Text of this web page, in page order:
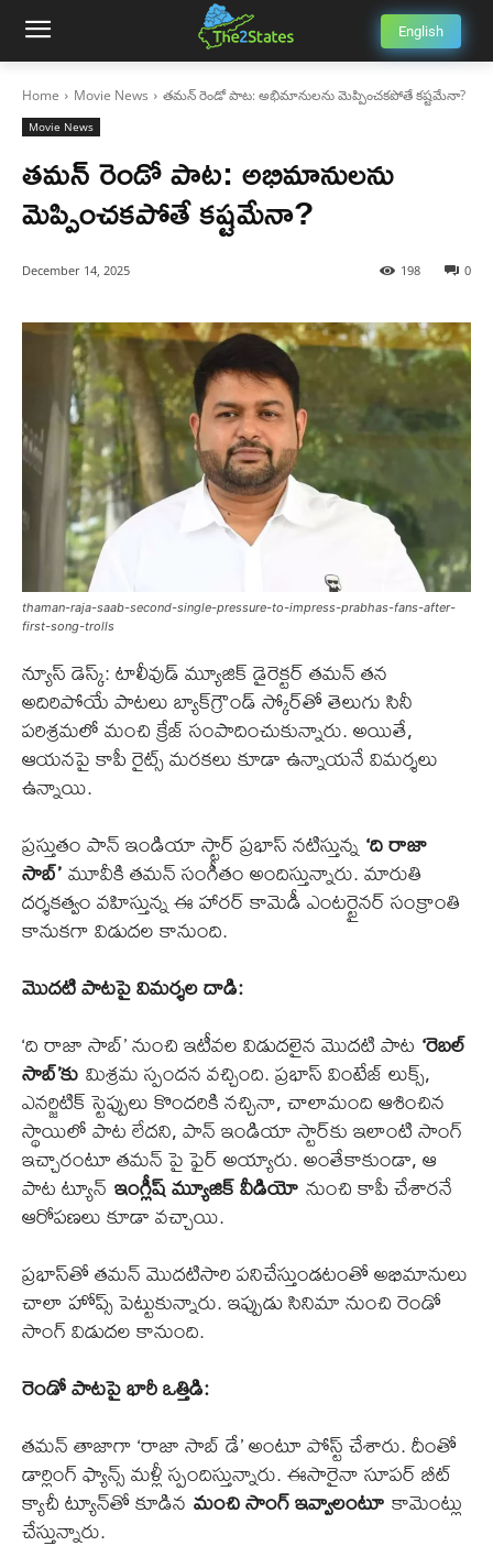
English
Home Movie News తమన్ రెండో పాట: అభిమానులను మెప్పించకపోతే కష్టమేనా?
Movie News
తమన్ రెండో పాట: అభిమానులను
మెప్పించకపోతే కష్టమేనా?
December 14, 2025 0
198
thaman-raja-saab-second-single-pressure-to-impress-prabhas-fans-after-
first-song-trolls
న్యూస్ డెస్క్: టాలీవుడ్ మ్యూజిక్ డైరెక్టర్ తమన్ తన
అదిరిపోయే పాటలు బ్యాక్‌గ్రౌండ్ స్కోర్‌తో తెలుగు సినీ
పరిశ్రమలో మంచి క్రేజ్ సంపాదించుకున్నారు. అయితే,
ఆయనపై కాపీ రైట్స్ మరకలు కూడా ఉన్నాయనే విమర్శలు
ఉన్నాయి.
ప్రస్తుతం పాన్ ఇండియా స్టార్ ప్రభాస్ నటిస్తున్న‘ది రాజా
సాబ్’మూవీకి తమన్ సంగీతం అందిస్తున్నారు. మారుతి
దర్శకత్వం వహిస్తున్న ఈ హారర్ కామెడీ ఎంటర్టైనర్ సంక్రాంతి
కానుకగా విడుదల కానుంది.
మొదటి పాటపై విమర్శల దాడి:
‘ది రాజా సాబ్’ నుంచి ఇటీవల విడుదలైన మొదటి పాట ‘రెబల్
సాబ్’కుమిశ్రమ స్పందన వచ్చింది. ప్రభాస్ వింటేజ్ లుక్స్,
ఎనర్జిటిక్ స్టెప్పులు కొందరికి నచ్చినా, చాలామంది ఆశించిన
స్థాయిలో పాట లేదని, పాన్ ఇండియా స్టార్‌కు ఇలాంటి సాంగ్
ఇచ్చారంటూ తమన్ పై ఫైర్ అయ్యారు. అంతేకాకుండా, ఆ
పాట ట్యూన్ ఇంగ్లీష్ మ్యూజిక్ వీడియోనుంచి కాపీ చేశారనే
ఆరోపణలు కూడా వచ్చాయి.
ప్రభాస్‌తో తమన్ మొదటిసారి పనిచేస్తుండటంతో అభిమానులు
చాలా హోప్స్ పెట్టుకున్నారు. ఇప్పుడు సినిమా నుంచి రెండో
సాంగ్ విడుదల కానుంది.
రెండో పాటపై భారీ ఒత్తిడి:
తమన్ తాజాగా ‘రాజా సాబ్ డే’ అంటూ పోస్ట్ చేశారు. దీంతో
డార్లింగ్ ఫ్యాన్స్ మళ్లీ స్పందిస్తున్నారు. ఈసారైనా సూపర్ బీట్
క్యాచీ ట్యూన్‌తో కూడిన మంచి సాంగ్ ఇవ్వాలంటూకామెంట్లు
చేస్తున్నారు.